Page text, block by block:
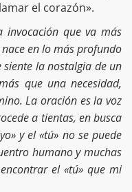
el corazón».
invocación que va más
en lo más profundo
la nostalgia de un
que una necesidad,
La oración es la voz
a tientas, en busca
y el «tú» no se puede
humano y muchas
el «tú» que mi